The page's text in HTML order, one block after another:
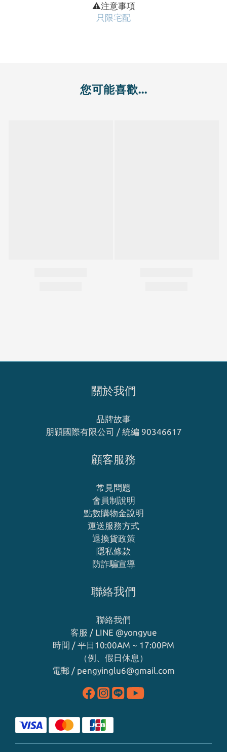
⚠️注意事項
只限宅配
您可能喜歡...
關於我們
品牌故事
朋穎國際有限公司 / 統編 90346617
顧客服務
常見問題
會員制說明
點數購物金說明
運送服務方式
退換貨政策
隱私條款
防詐騙宣導
聯絡我們
聯絡我們
客服 / LINE @yongyue
時間 / 平日10:00AM ~ 17:00PM
（例、假日休息）
電郵 / pengyinglu6@gmail.com